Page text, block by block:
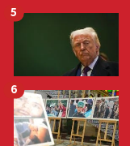
5
6